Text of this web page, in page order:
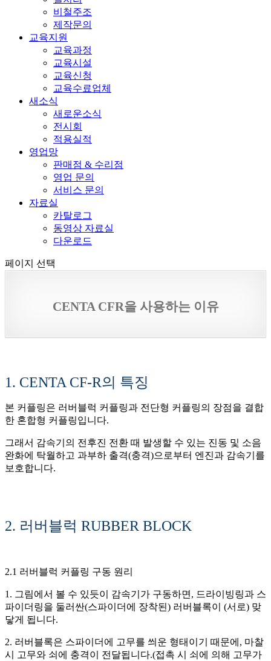
비철주조
제작문의
교육지원
교육과정
교육시설
교육신청
교육수료업체
새소식
새로운소식
전시회
적용실적
영업망
판매점 & 수리점
영업 문의
서비스 문의
자료실
카탈로그
동영상 자료실
다운로드
페이지 선택
CENTA CFR을 사용하는 이유
1. CENTA CF-R의 특징
본 커플링은 러버블럭 커플링과 전단형 커플링의 장점을 결합
한 혼합형 커플링입니다.
그래서 감속기의 전후진 전환 때 발생할 수 있는 진동 및 소음
완화에 탁월하고 과부하 출격(충격)으로부터 엔진과 감속기를
보호합니다.
2. 러버블럭 RUBBER BLOCK
2.1 러버블럭 커플링 구동 원리
1. 그림에서 볼 수 있듯이 감속기가 구동하면, 드라이빙링과 스
파이더링을 둘러싼(스파이더에 장착된) 러버블록이 (서로) 맞
닿게 됩니다.
2. 러버블록은 스파이더에 고무를 씌운 형태이기 때문에, 마찰
시 고무와 쇠에 충격이 전달됩니다.(접촉 시 쇠에 의해 고무가